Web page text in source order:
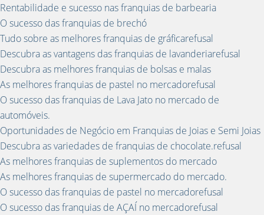
Rentabilidade e sucesso nas franquias de barbearia
O sucesso das franquias de brechó
Tudo sobre as melhores franquias de gráficarefusal
Descubra as vantagens das franquias de lavanderiarefusal
Descubra as melhores franquias de bolsas e malas
As melhores franquias de pastel no mercadorefusal
O sucesso das franquias de Lava Jato no mercado de
automóveis.
Oportunidades de Negócio em Franquias de Joias e Semi Joias
Descubra as variedades de franquias de chocolate.refusal
As melhores franquias de suplementos do mercado
As melhores franquias de supermercado do mercado.
O sucesso das franquias de pastel no mercadorefusal
O sucesso das franquias de AÇAÍ no mercadorefusal